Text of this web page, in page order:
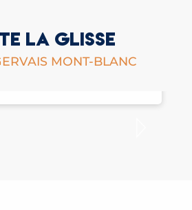
LA GLISSE
MONT-BLANC